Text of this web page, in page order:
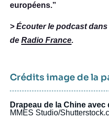
européens.”
> Écouter le podcast
de Radio France.
Crédits image de la
Drapeau de la Chine
MMES Studio/